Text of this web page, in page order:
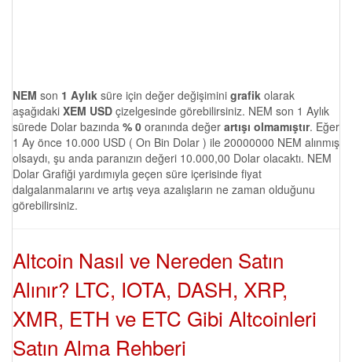
NEM son 1 Aylık süre için değer değişimini grafik olarak
aşağıdaki XEM USD çizelgesinde görebilirsiniz. NEM son 1 Aylık
sürede Dolar bazında % 0 oranında değer artışı olmamıştır. Eğer
1 Ay önce 10.000 USD ( On Bin Dolar ) ile 20000000 NEM alınmış
olsaydı, şu anda paranızın değeri 10.000,00 Dolar olacaktı. NEM
Dolar Grafiği yardımıyla geçen süre içerisinde fiyat
dalgalanmalarını ve artış veya azalışların ne zaman olduğunu
görebilirsiniz.
Altcoin Nasıl ve Nereden Satın
Alınır? LTC, IOTA, DASH, XRP,
XMR, ETH ve ETC Gibi Altcoinleri
Satın Alma Rehberi